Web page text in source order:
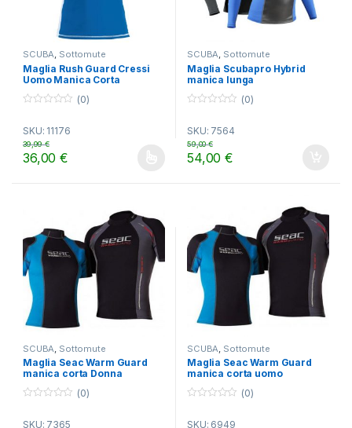
SCUBA Sottomute
Maglia Rush Guard Cressi
Uomo Manica Corta
u
t
o
f
(0)
SKU: 11176
36,00€
39,99€
Questo prodotto ha più varianti. Le opzioni possono essere
SCUBA Sottomute
Maglia Scubapro Hybrid
manica lunga
u
t
o
f
(0)
SKU: 7564
54,00€
59,00€
SCUBA Sottomute
Maglia Seac Warm Guard
manica corta Donna
u
(0)
SKU: 7365
SCUBA Sottomute
Maglia Seac Warm Guard
manica corta uomo
u
(0)
SKU: 6949